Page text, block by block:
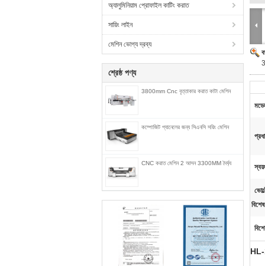
অ্যালুমিনিয়াম প্রোফাইল কাটিং করাত
সায়িং লাইন
মেশিন ভোগ্য দ্রব্য
শ্রেষ্ঠ পণ্য
3800mm Cnc বৃত্তাকার করাত কাটা মেশিন
কম্পোজিট প্যানেলের জন্য সিএনসি সয়িং মেশিন
CNC করাত মেশিন 2 আসন 3300MM দৈর্ঘ্য
HL-